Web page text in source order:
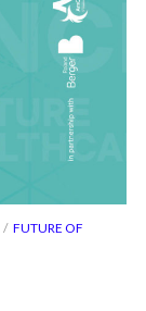
FUTURE OF